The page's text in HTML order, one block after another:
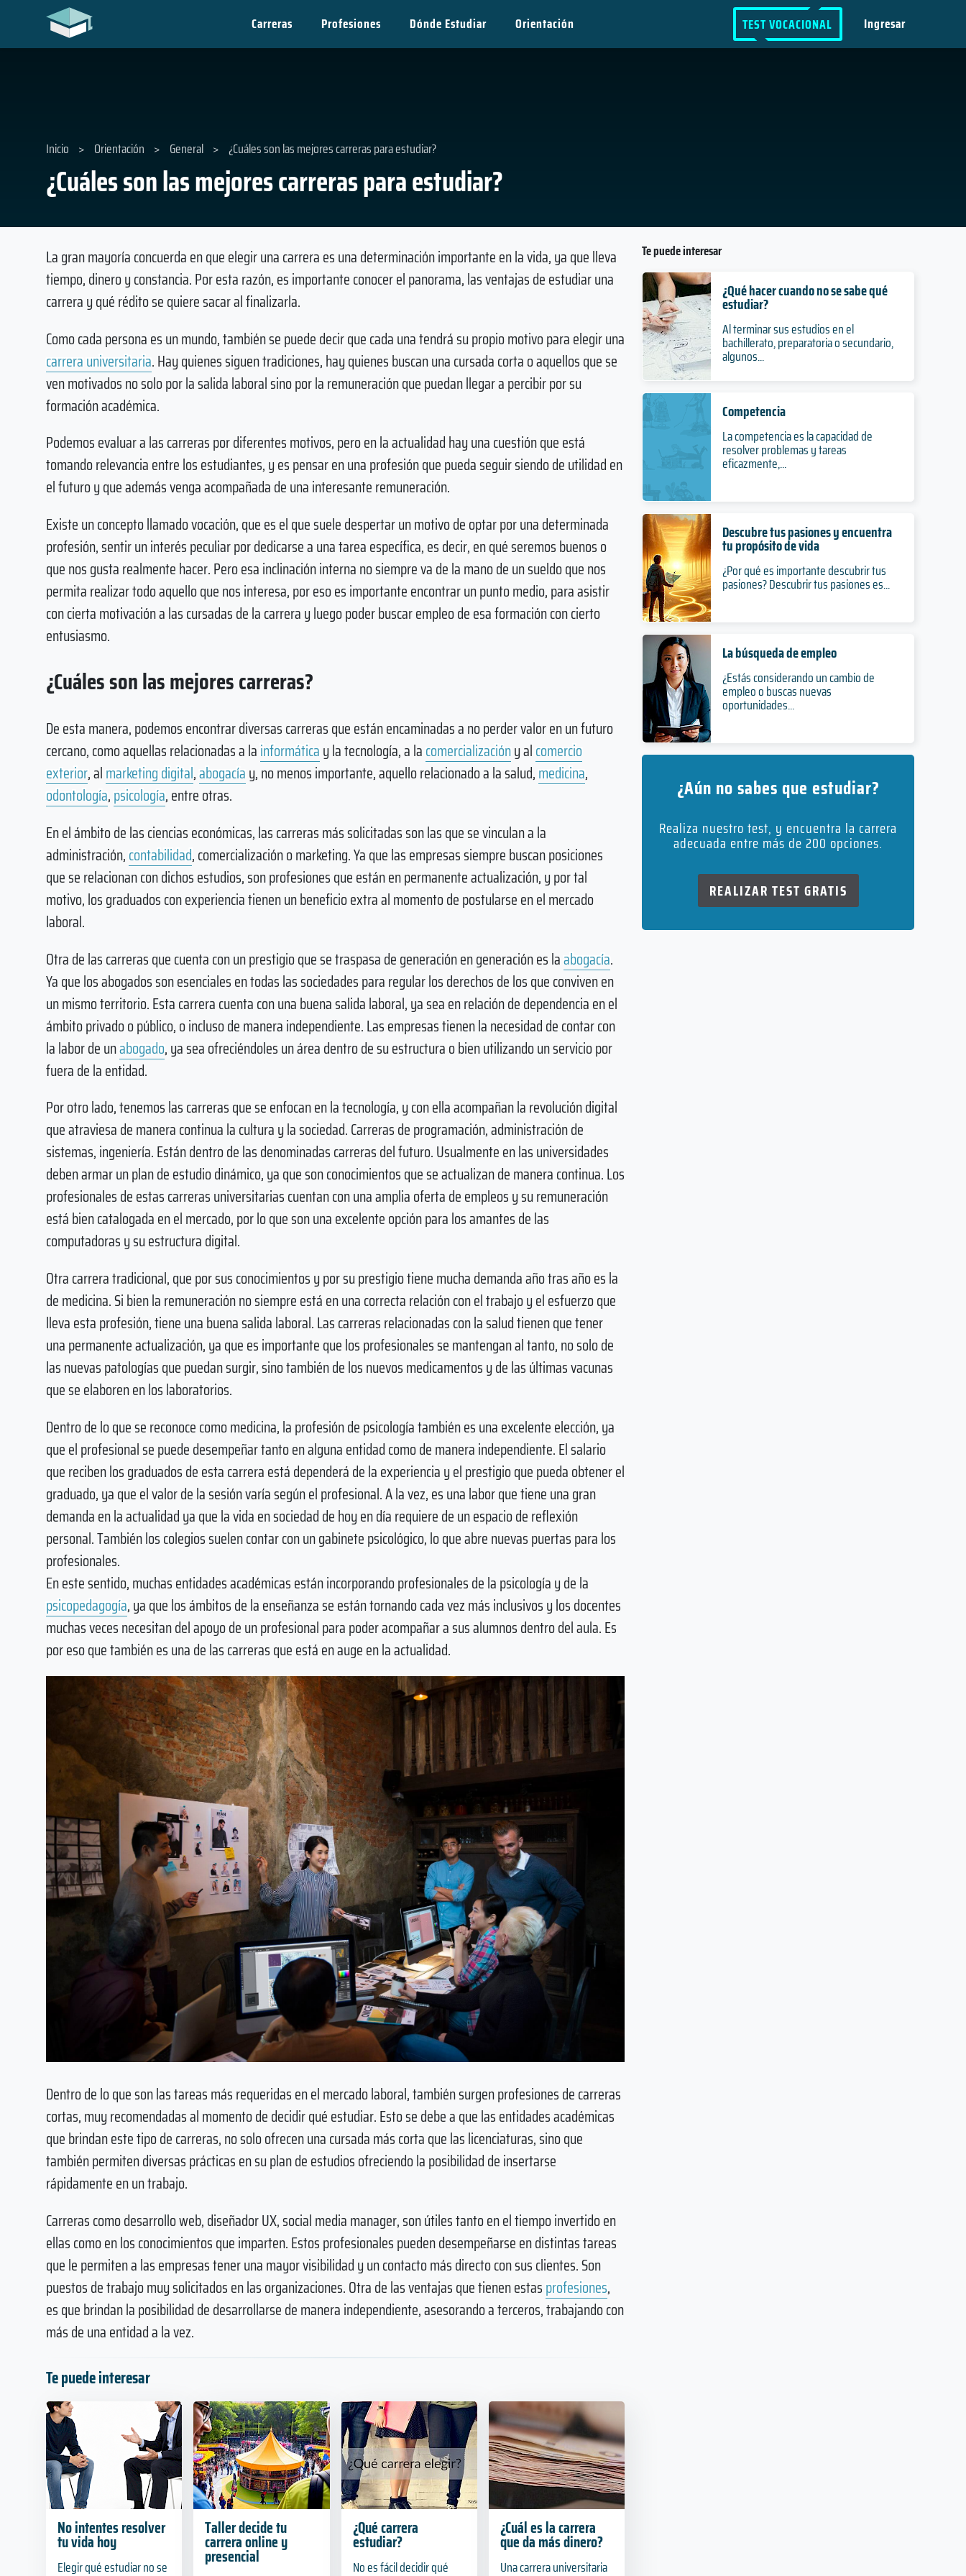
Carreras Profesiones Dónde Estudiar Orientación TEST VOCACIONAL Ingresar
¿Cuáles son las mejores carreras para estudiar?
Inicio > Orientación > General > ¿Cuáles son las mejores carreras para estudiar?
La gran mayoría concuerda en que elegir una carrera es una determinación importante en la vida, ya que lleva
tiempo, dinero y constancia. Por esta razón, es importante conocer el panorama, las ventajas de estudiar una
carrera y qué rédito se quiere sacar al finalizarla.
Como cada persona es un mundo, también se puede decir que cada una tendrá su propio motivo para elegir una
carrera universitaria. Hay quienes siguen tradiciones, hay quienes buscan una cursada corta o aquellos que se
ven motivados no solo por la salida laboral sino por la remuneración que puedan llegar a percibir por su
formación académica.
Podemos evaluar a las carreras por diferentes motivos, pero en la actualidad hay una cuestión que está
tomando relevancia entre los estudiantes, y es pensar en una profesión que pueda seguir siendo de utilidad en
el futuro y que además venga acompañada de una interesante remuneración.
Existe un concepto llamado vocación, que es el que suele despertar un motivo de optar por una determinada
profesión, sentir un interés peculiar por dedicarse a una tarea específica, es decir, en qué seremos buenos o
que nos gusta realmente hacer. Pero esa inclinación interna no siempre va de la mano de un sueldo que nos
permita realizar todo aquello que nos interesa, por eso es importante encontrar un punto medio, para asistir
con cierta motivación a las cursadas de la carrera y luego poder buscar empleo de esa formación con cierto
entusiasmo.
¿Cuáles son las mejores carreras?
De esta manera, podemos encontrar diversas carreras que están encaminadas a no perder valor en un futuro
cercano, como aquellas relacionadas a lainformáticay la tecnología, a lacomercializacióny alcomercio
exterior, almarketing digital,abogacíay, no menos importante, aquello relacionado a la salud,medicina,
odontología,psicología, entre otras.
En el ámbito de las ciencias económicas, las carreras más solicitadas son las que se vinculan a la
administración,contabilidad, comercialización o marketing. Ya que las empresas siempre buscan posiciones
que se relacionan con dichos estudios, son profesiones que están en permanente actualización, y por tal
motivo, los graduados con experiencia tienen un beneficio extra al momento de postularse en el mercado
laboral.
Otra de las carreras que cuenta con un prestigio que se traspasa de generación en generación es laabogacía.
Ya que los abogados son esenciales en todas las sociedades para regular los derechos de los que conviven en
un mismo territorio. Esta carrera cuenta con una buena salida laboral, ya sea en relación de dependencia en el
ámbito privado o público, o incluso de manera independiente. Las empresas tienen la necesidad de contar con
la labor de unabogado, ya sea ofreciéndoles un área dentro de su estructura o bien utilizando un servicio por
fuera de la entidad.
Por otro lado, tenemos las carreras que se enfocan en la tecnología, y con ella acompañan la revolución digital
que atraviesa de manera continua la cultura y la sociedad. Carreras de programación, administración de
sistemas, ingeniería. Están dentro de las denominadas carreras del futuro. Usualmente en las universidades
deben armar un plan de estudio dinámico, ya que son conocimientos que se actualizan de manera continua. Los
profesionales de estas carreras universitarias cuentan con una amplia oferta de empleos y su remuneración
está bien catalogada en el mercado, por lo que son una excelente opción para los amantes de las
computadoras y su estructura digital.
Otra carrera tradicional, que por sus conocimientos y por su prestigio tiene mucha demanda año tras año es la
de medicina. Si bien la remuneración no siempre está en una correcta relación con el trabajo y el esfuerzo que
lleva esta profesión, tiene una buena salida laboral. Las carreras relacionadas con la salud tienen que tener
una permanente actualización, ya que es importante que los profesionales se mantengan al tanto, no solo de
las nuevas patologías que puedan surgir, sino también de los nuevos medicamentos y de las últimas vacunas
que se elaboren en los laboratorios.
Dentro de lo que se reconoce como medicina, la profesión de psicología también es una excelente elección, ya
que el profesional se puede desempeñar tanto en alguna entidad como de manera independiente. El salario
que reciben los graduados de esta carrera está dependerá de la experiencia y el prestigio que pueda obtener el
graduado, ya que el valor de la sesión varía según el profesional. A la vez, es una labor que tiene una gran
demanda en la actualidad ya que la vida en sociedad de hoy en día requiere de un espacio de reflexión
personal. También los colegios suelen contar con un gabinete psicológico, lo que abre nuevas puertas para los
profesionales.
En este sentido, muchas entidades académicas están incorporando profesionales de la psicología y de la
psicopedagogía, ya que los ámbitos de la enseñanza se están tornando cada vez más inclusivos y los docentes
muchas veces necesitan del apoyo de un profesional para poder acompañar a sus alumnos dentro del aula. Es
por eso que también es una de las carreras que está en auge en la actualidad.
Dentro de lo que son las tareas más requeridas en el mercado laboral, también surgen profesiones de carreras
cortas, muy recomendadas al momento de decidir qué estudiar. Esto se debe a que las entidades académicas
que brindan este tipo de carreras, no solo ofrecen una cursada más corta que las licenciaturas, sino que
también permiten diversas prácticas en su plan de estudios ofreciendo la posibilidad de insertarse
rápidamente en un trabajo.
Carreras como desarrollo web, diseñador UX, social media manager, son útiles tanto en el tiempo invertido en
ellas como en los conocimientos que imparten. Estos profesionales pueden desempeñarse en distintas tareas
que le permiten a las empresas tener una mayor visibilidad y un contacto más directo con sus clientes. Son
puestos de trabajo muy solicitados en las organizaciones. Otra de las ventajas que tienen estasprofesiones,
es que brindan la posibilidad de desarrollarse de manera independiente, asesorando a terceros, trabajando con
más de una entidad a la vez.
Te puede interesar
No intentes resolver
tu vida hoy
Elegir qué estudiar no se
Taller decide tu
carrera online y
presencial
¿Qué carrera
estudiar?
No es fácil decidir qué
¿Cuál es la carrera
que da más dinero?
Una carrera universitaria
Te puede interesar
¿Qué hacer cuando no se sabe qué
estudiar?
Al terminar sus estudios en el
bachillerato, preparatoria o secundario,
algunos...
Competencia
La competencia es la capacidad de
resolver problemas y tareas
eficazmente,...
Descubre tus pasiones y encuentra
tu propósito de vida
¿Por qué es importante descubrir tus
pasiones? Descubrir tus pasiones es...
La búsqueda de empleo
¿Estás considerando un cambio de
empleo o buscas nuevas
oportunidades...
¿Aún no sabes que estudiar?
Realiza nuestro test, y encuentra la carrera
adecuada entre más de 200 opciones.
REALIZAR TEST GRATIS